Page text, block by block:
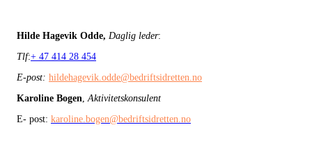
Hilde Hagevik Odde, Daglig leder:
Tlf:+ 47 414 28 454
E-post: hildehagevik.odde@bedriftsidretten.no
Karoline Bogen Aktivitetskonsulent
E- post: karoline.bogen@bedriftsidretten.no